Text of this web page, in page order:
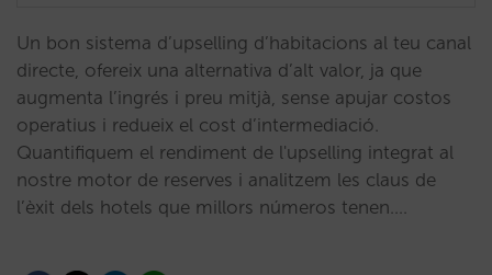
Un bon sistema d’upselling d’habitacions al teu canal
directe, ofereix una alternativa d’alt valor, ja que
augmenta l’ingrés i preu mitjà, sense apujar costos
operatius i redueix el cost d’intermediació.
Quantifiquem el rendiment de l'upselling integrat al
nostre motor de reserves i analitzem les claus de
l’èxit dels hotels que millors números tenen.…